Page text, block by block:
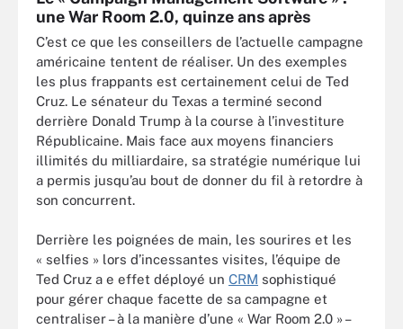
une War Room 2.0, quinze ans après
C’est ce que les conseillers de l’actuelle campagne
américaine tentent de réaliser. Un des exemples
les plus frappants est certainement celui de Ted
Cruz. Le sénateur du Texas a terminé second
derrière Donald Trump à la course à l’investiture
Républicaine. Mais face aux moyens financiers
illimités du milliardaire, sa stratégie numérique lui
a permis jusqu’au bout de donner du fil à retordre à
son concurrent.
Derrière les poignées de main, les sourires et les
« selfies » lors d’incessantes visites, l’équipe de
Ted Cruz a e effet déployé un CRM sophistiqué
pour gérer chaque facette de sa campagne et
centraliser – à la manière d’une « War Room 2.0 » –